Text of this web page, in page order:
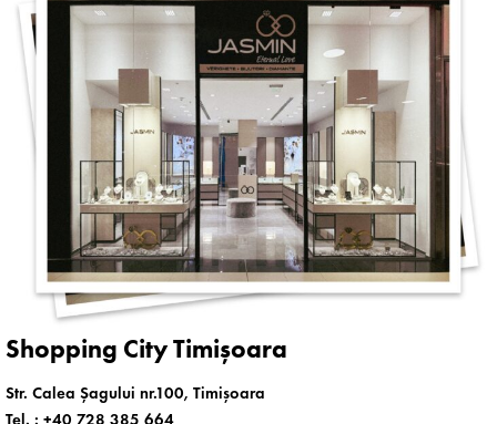
Shopping City Timișoara
Str. Calea Șagului nr.100, Timișoara
Tel. : +40 728 385 664